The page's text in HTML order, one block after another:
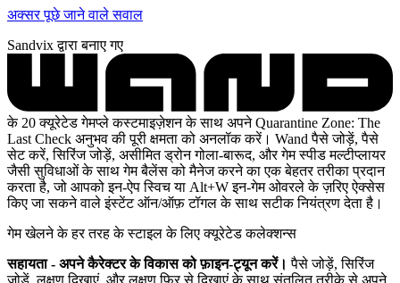
अक्सर पूछे जाने वाले सवाल
Sandvix द्वारा बनाए गए
के 20 क्यूरेटेड गेमप्ले कस्टमाइज़ेशन के साथ अपने Quarantine Zone: The
Last Check अनुभव की पूरी क्षमता को अनलॉक करें। Wand पैसे जोड़ें, पैसे
सेट करें, सिरिंज जोड़ें, असीमित ड्रोन गोला-बारूद, और गेम स्पीड मल्टीप्लायर
जैसी सुविधाओं के साथ गेम बैलेंस को मैनेज करने का एक बेहतर तरीका प्रदान
करता है, जो आपको इन-ऐप स्विच या Alt+W इन-गेम ओवरले के ज़रिए ऐक्सेस
किए जा सकने वाले इंस्टेंट ऑन/ऑफ़ टॉगल के साथ सटीक नियंत्रण देता है।
गेम खेलने के हर तरह के स्टाइल के लिए क्यूरेटेड कलेक्शन्स
सहायता - अपने कैरेक्टर के विकास को फ़ाइन-ट्यून करें। पैसे जोड़ें, सिरिंज
जोड़ें, लक्षण दिखाएं, और लक्षण फिर से दिखाएं के साथ संतुलित तरीके से अपने